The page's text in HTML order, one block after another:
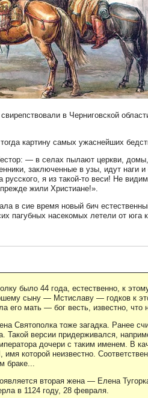
в Черниговской
картину самых ужаснейших
— в селах пылают церкви,
заключенные в узы, идут наги
русского, я из такой-то веси! Не
жили Христиане!».
в сие время новый бич
пагубных насекомых летели от
было 44 года, естественно, к
сыну — Мстиславу — годков к
его мать — бог весть, известно, что
Святополка тоже загадка. Ранее
Такой версии придерживался,
дочери с таким именем. В
имя которой неизвестно.
браке...
вторая жена — Елена
в 1124 году, 28 февраля.